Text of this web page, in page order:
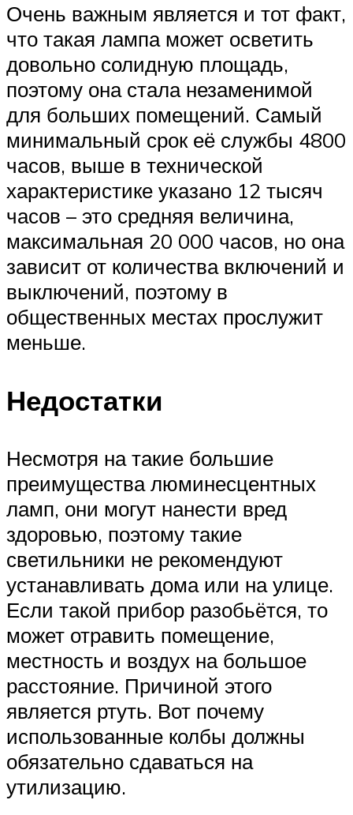
Очень важным является и тот факт,
что такая лампа может осветить
довольно солидную площадь,
поэтому она стала незаменимой
для больших помещений. Самый
минимальный срок её службы 4800
часов, выше в технической
характеристике указано 12 тысяч
часов – это средняя величина,
максимальная 20 000 часов, но она
зависит от количества включений и
выключений, поэтому в
общественных местах прослужит
меньше.
Недостатки
Несмотря на такие большие
преимущества люминесцентных
ламп, они могут нанести вред
здоровью, поэтому такие
светильники не рекомендуют
устанавливать дома или на улице.
Если такой прибор разобьётся, то
может отравить помещение,
местность и воздух на большое
расстояние. Причиной этого
является ртуть. Вот почему
использованные колбы должны
обязательно сдаваться на
утилизацию.